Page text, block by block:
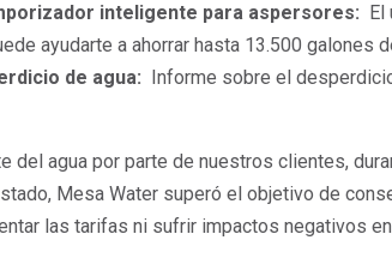
inteligente para aspersores: El
ayudarte a ahorrar hasta 13.500 galones
de agua: Informe sobre el
del agua por parte de nuestros clientes,
Mesa Water superó el objetivo de
las tarifas ni sufrir impactos negativos